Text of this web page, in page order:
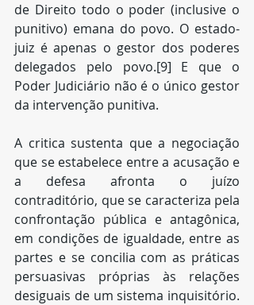
de Direito todo o poder (inclusive o
punitivo) emana do povo. O estado-
juiz é apenas o gestor dos poderes
delegados pelo povo.[9] E que o
Poder Judiciário não é o único gestor
da intervenção punitiva.
A critica sustenta que a negociação
que se estabelece entre a acusação e
a defesa afronta o juízo
contraditório, que se caracteriza pela
confrontação pública e antagônica,
em condições de igualdade, entre as
partes e se concilia com as práticas
persuasivas próprias às relações
desiguais de um sistema inquisitório.